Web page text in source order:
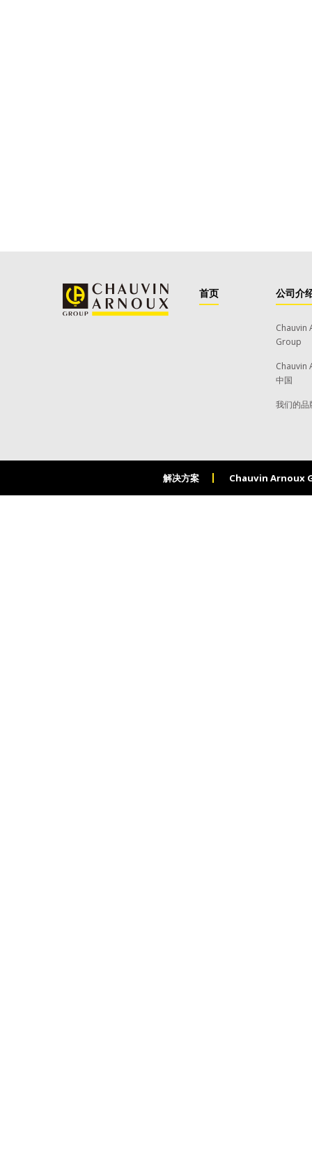
首页 公司介
Chauvin
Group
Chauvin
中国
我们的品
解决方案 Chauvin Arnoux